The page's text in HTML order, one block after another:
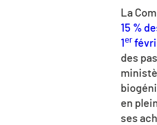
La
15 %
1 er
des
en
ses